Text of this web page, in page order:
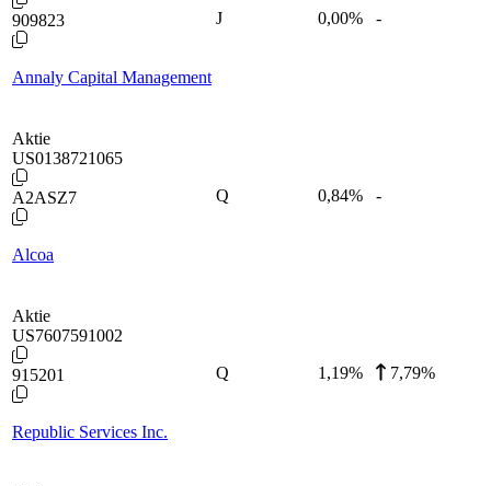
909823
Annaly Capital Management
J 0,00% -
Aktie
US0138721065
A2ASZ7
Alcoa
Q 0,84% -
Aktie
US7607591002
915201
Republic Services Inc.
Q 1,19% 7,79%